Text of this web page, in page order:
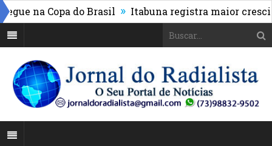
na Copa do Brasil » Itabuna registra maior